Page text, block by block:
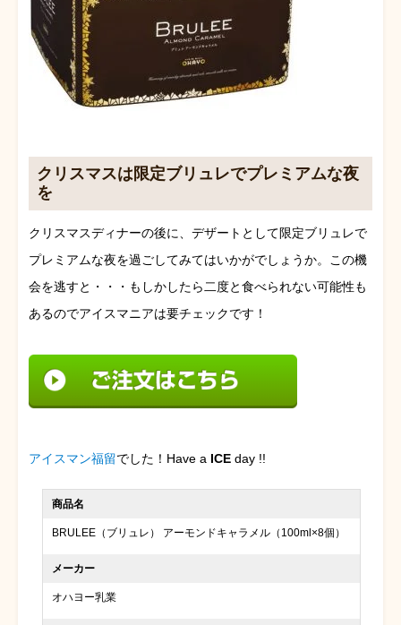
クリスマスは限定ブリュレでプレミアムな夜
を
クリスマスディナーの後に、デザートとして限定ブリュレで
プレミアムな夜を過ごしてみてはいかがでしょうか。この機
会を逃すと・・・もしかしたら二度と食べられない可能性も
あるのでアイスマニアは要チェックです！
アイスマン福留でした！Have a ICE day !!
商品名
BRULEE（ブリュレ） アーモンドキャラメル（100ml×8個）
メーカー
オハヨー乳業